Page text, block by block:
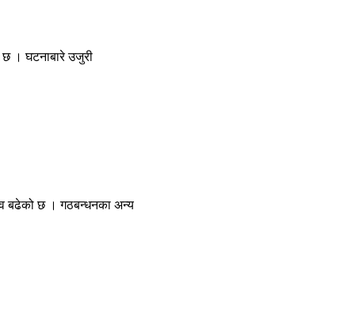
छ । घटनाबारे उजुरी
बढेको छ । गठबन्धनका अन्य